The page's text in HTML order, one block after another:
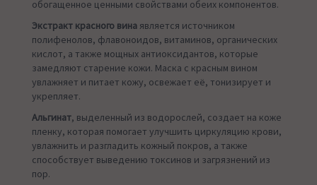
обогащенное ценными свойствами обеих компонентов.
Экстракт красного вина является источником
полифенолов, флавоноидов, витаминов, органических
кислот, а также мощных антиоксидантов, которые
замедляют старение кожи. Маска с красным вином
увлажняет и питает кожу, освежает её, тонизирует и
укрепляет.
Альгинат, выделенный из водорослей, создает на коже
пленку, которая помогает улучшить циркуляцию крови,
увлажнить и разгладить кожный покров, а также
способствует выведению токсинов и загрязнений из
пор.